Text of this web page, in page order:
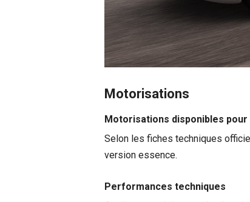
Motorisations
Motorisations disponibles
Selon les fiches techniques
version essence.
Performances techniques